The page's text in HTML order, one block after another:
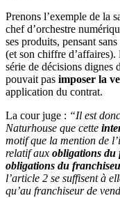
Prenons l’exemple de la
chef d’orchestre
ses produits, pensant
(et son chiffre d’affaires).
série de décisions dignes
pouvait pas imposer la
application du contrat.
La cour juge : “Il est
Naturhouse que cette
motif que la mention de
relatif aux obligations du
obligations du
l’article 2 se suffisent à
qu’au franchiseur de